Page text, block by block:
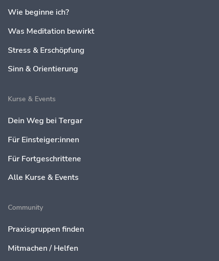
Wie beginne ich?
Was Meditation bewirkt
Stress & Erschöpfung
Sinn & Orientierung
Kurse & Events
Dein Weg bei Tergar
Für Einsteiger:innen
Für Fortgeschrittene
Alle Kurse & Events
Community
Praxisgruppen finden
Mitmachen / Helfen